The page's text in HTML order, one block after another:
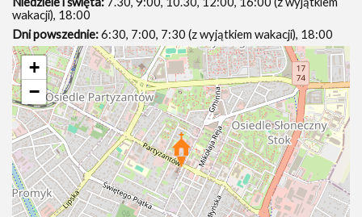
wakacji), 18:00
Dni powszednie:6:30, 7:00, 7:30 (z wyjątkiem wakacji), 18:00
+
−